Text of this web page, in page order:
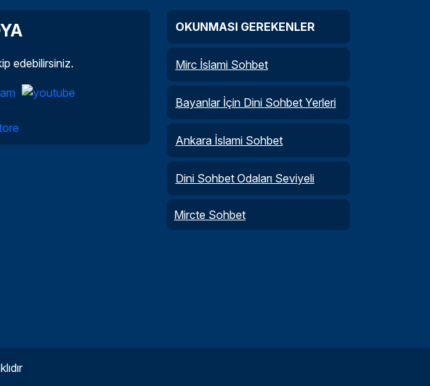
edebilirsiniz.
OKUNMASI GEREKENLER
Mirc İslami Sohbet
Bayanlar İçin Dini Sohbet Yerleri
Ankara İslami Sohbet
Dini Sohbet Odaları Seviyeli
Mircte Sohbet